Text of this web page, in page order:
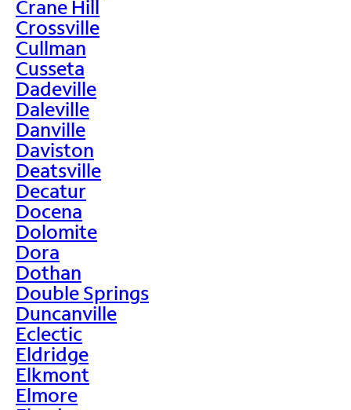
Crane Hill
Crossville
Cullman
Cusseta
Dadeville
Daleville
Danville
Daviston
Deatsville
Decatur
Docena
Dolomite
Dora
Dothan
Double Springs
Duncanville
Eclectic
Eldridge
Elkmont
Elmore